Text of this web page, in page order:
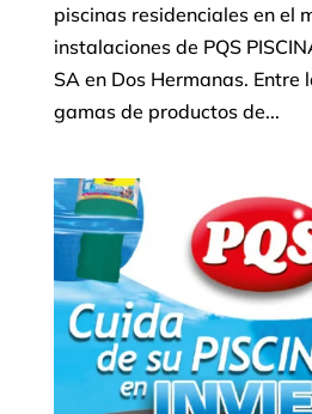
piscinas residenciales en el
instalaciones de PQS
SA en Dos Hermanas. Entre
gamas de productos de...